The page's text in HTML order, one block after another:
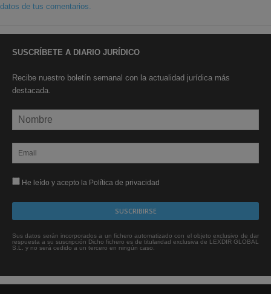
datos de tus comentarios.
SUSCRÍBETE A DIARIO JURÍDICO
Recibe nuestro boletín semanal con la actualidad jurídica más
destacada.
He leído y acepto la Política de privacidad
Sus datos serán incorporados a un fichero automatizado con el objeto exclusivo de dar
respuesta a su suscripción Dicho fichero es de titularidad exclusiva de LEXDIR GLOBAL
S.L. y no será cedido a un tercero en ningún caso.